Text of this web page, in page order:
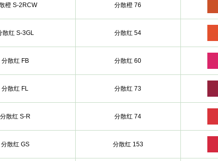
橙 S-2RCW 分散橙 76
散红 S-3GL 分散红 54
分散红 FB 分散红 60
分散红 FL 分散红 73
分散红 S-R 分散红 74
分散红 GS 分散红 153